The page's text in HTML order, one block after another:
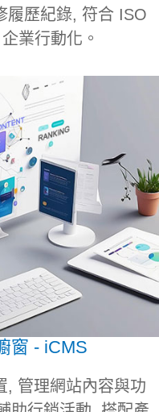
履歷紀錄, 符合 ISO
業行動化。
窗 - iCMS
, 管理網站內容與功